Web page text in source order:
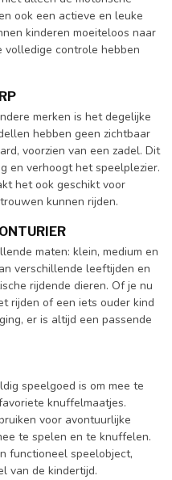
ook een actieve en leuke
kinderen moeiteloos naar
volledige controle hebben
merken is het degelijke
hebben geen zichtbaar
voorzien van een zadel. Dit
en verhoogt het speelplezier.
het ook geschikt voor
kunnen rijden.
maten: klein, medium en
verschillende leeftijden en
rijdende dieren. Of je nu
rijden of een iets ouder kind
er is altijd een passende
speelgoed is om mee te
knuffelmaatjes.
voor avontuurlijke
te spelen en te knuffelen.
functioneel speelobject,
van de kindertijd.